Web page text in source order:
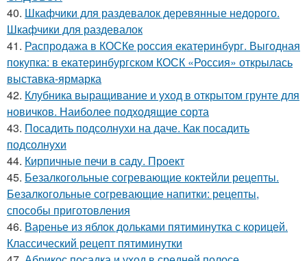
40. Шкафчики для раздевалок деревянные недорого.
Шкафчики для раздевалок
41. Распродажа в КОСКе россия екатеринбург. Выгодная
покупка: в екатеринбургском КОСК «Россия» открылась
выставка-ярмарка
42. Клубника выращивание и уход в открытом грунте для
новичков. Наиболее подходящие сорта
43. Посадить подсолнухи на даче. Как посадить
подсолнухи
44. Кирпичные печи в саду. Проект
45. Безалкогольные согревающие коктейли рецепты.
Безалкогольные согревающие напитки: рецепты,
способы приготовления
46. Варенье из яблок дольками пятиминутка с корицей.
Классический рецепт пятиминутки